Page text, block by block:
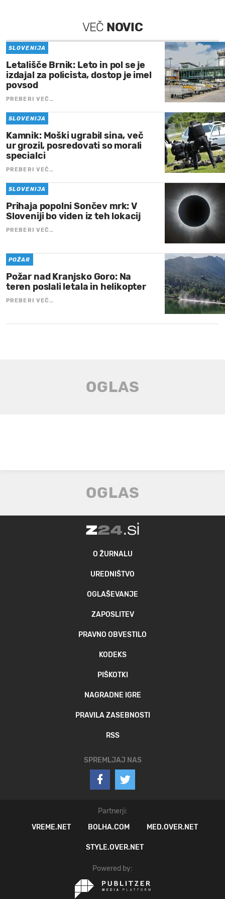
VEČ NOVIC
SLOVENIJA
Letališče Brnik: Leto in pol se je
izdajal za policista, dostop je imel
povsod
PREBERI VEČ…
SLOVENIJA
Kamnik: Moški ugrabil sina, več
ur grozil, posredovati so morali
specialci
PREBERI VEČ…
SLOVENIJA
Prihaja popolni Sončev mrk: V
Sloveniji bo viden iz teh lokacij
PREBERI VEČ…
POŽAR
Požar nad Kranjsko Goro: Na
teren poslali letala in helikopter
PREBERI VEČ…
O ŽURNALU
UREDNIŠTVO
OGLAŠEVANJE
ZAPOSLITEV
PRAVNO OBVESTILO
KODEKS
PIŠKOTKI
NAGRADNE IGRE
PRAVILA ZASEBNOSTI
RSS
SPREMLJAJ NAS
Partnerji:
VREME.NET
BOLHA.COM MED.OVER.NET
STYLE.OVER.NET
Powered by: